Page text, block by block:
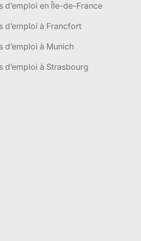
d’emploi en Île-de-France
d’emploi à Francfort
d’emploi à Munich
d’emploi à Strasbourg